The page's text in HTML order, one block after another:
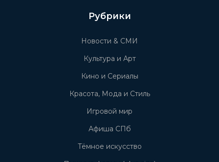
Рубрики
Новости & СМИ
Культура и Арт
Кино и Сериалы
Красота, Мода и Стиль
Игровой мир
Афиша СПб
Тёмное искусство